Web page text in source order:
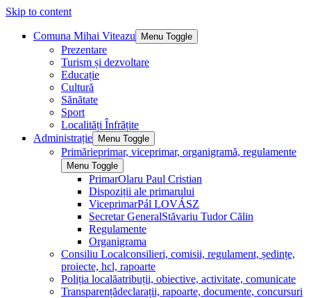
Skip to content
Comuna Mihai Viteazu Menu Toggle
Prezentare
Turism și dezvoltare
Educație
Cultură
Sănătate
Sport
Localități Înfrățite
Administrație
Menu Toggle
Primărieprimar, viceprimar, organigramă, regulamente
Menu Toggle
PrimarOlaru Paul Cristian
Dispoziții ale primarului
ViceprimarPál LOVÁSZ
Secretar GeneralStăvariu Tudor Călin
Regulamente
Organigrama
Consiliu Localconsilieri, comisii, regulament, ședințe,
proiecte, hcl, rapoarte
Poliția localăatribuții, obiective, activitate, comunicate
Transparențădeclarații, rapoarte, documente, concursuri